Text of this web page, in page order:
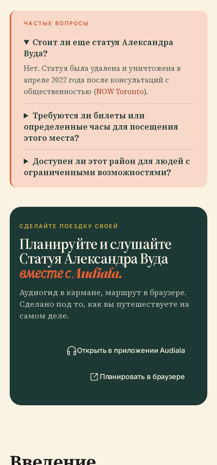
ЧАСТЫЕ ВОПРОСЫ
Стоит ли еще статуя Александра
Вуда?
Нет. Статуя была удалена и уничтожена в
апреле 2022 года после консультаций с
общественностью (NOW Toronto).
Требуются ли билеты или
определенные часы для посещения
этого места?
Доступен ли этот район для людей с
ограниченными возможностями?
СДЕЛАЙТЕ ПОЕЗДКУ СВОЕЙ
Планируйте и слушайте
Статуя Александра Вуда
вместе с Audiala.
Аудиогид в кармане, маршрут в браузере.
Сделано под то, как вы путешествуете на
самом деле.
Открыть в приложении Audiala
Планировать в браузере